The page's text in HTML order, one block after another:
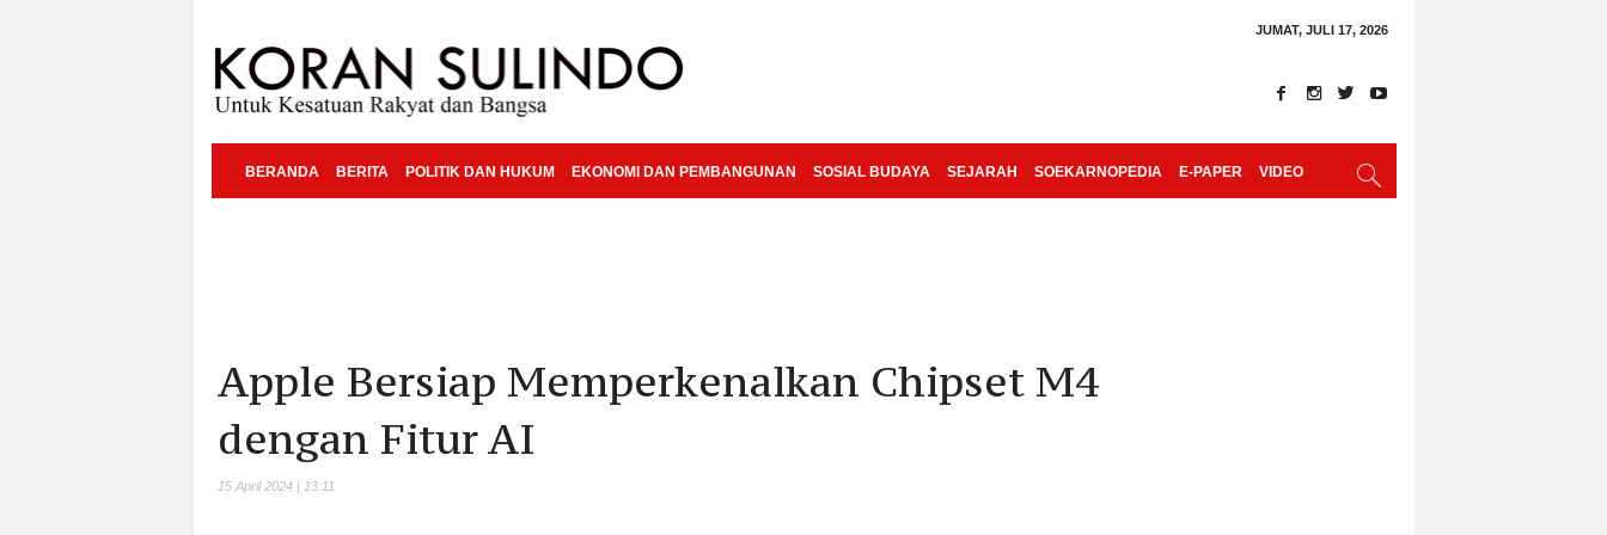
JUMAT, JULI 17, 2026
BERANDA BERITA POLITIK DAN HUKUM EKONOMI DAN PEMBANGUNAN SOSIAL BUDAYA SEJARAH SOEKARNOPEDIA E-PAPER VIDEO
Apple Bersiap Memperkenalkan Chipset M4
dengan Fitur AI
15 April 2024 | 13:11